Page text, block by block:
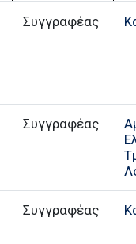
Συγγραφέας